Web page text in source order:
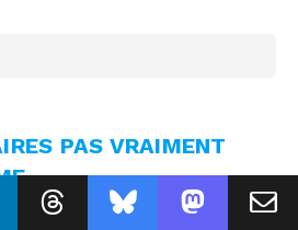
PAS VRAIMENT